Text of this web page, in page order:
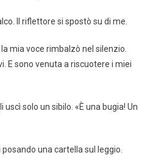
Il riflettore si spostò su di me.
mia voce rimbalzò nel silenzio.
E sono venuta a riscuotere i miei
solo un sibilo. «È una bugia! Un
posando una cartella sul leggio.